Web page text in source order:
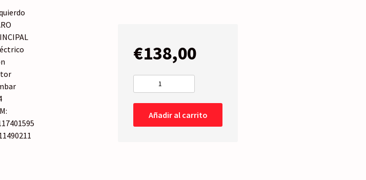
€138,00
Ambar
cantidad
Añadir al carrito